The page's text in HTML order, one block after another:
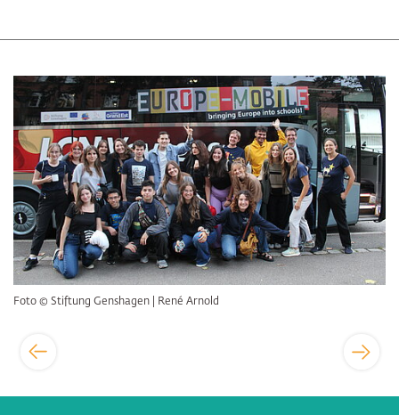
Bildergalerie überspringen
Foto © Stiftung Genshagen | René Arnold